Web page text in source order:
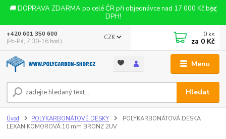
🚚 DOPRAVA ZDARMA po celé ČR při objednávce nad 17 000 Kč bez
DPH!
Menu
CZK
Hledat
+420 601 350 600
(Po-Pá, 7:30-16 hod.)
0 ks
za 0 Kč
Úvod POLYKARBONÁTOVÉ DESKY
POLYKARBONÁTOVÁ DESKA
LEXAN KOMOROVÁ 10 mm BRONZ 2UV